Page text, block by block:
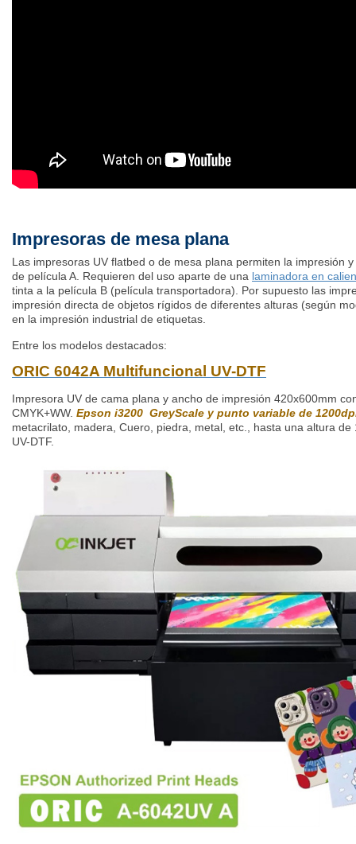
Impresoras de mesa plana
Las impresoras UV flatbed o de mesa plana permiten la impresión
de película A. Requieren del uso aparte de una laminadora en
tinta a la película B (película transportadora). Por supuesto las
impresión directa de objetos rígidos de diferentes alturas (según
en la impresión industrial de etiquetas.
Entre los modelos destacados:
ORIC 6042A Multifuncional UV-DTF
Impresora UV de cama plana y ancho de impresión 420x600mm
CMYK+WW. Epson i3200 GreyScale y punto variable de
metacrilato, madera, Cuero, piedra, metal, etc., hasta una altura de
UV-DTF.